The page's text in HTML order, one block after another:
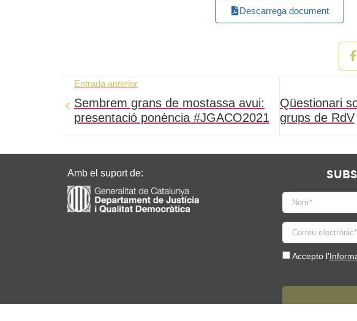
Descarrega document
Entrada anterior
Sembrem grans de mostassa avui:
presentació ponència #JGACO2021
Qüestionari
grups de RdV
Amb el suport de:
Accepto l'